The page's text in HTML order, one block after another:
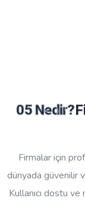
05 Nedir?
Firmalar için
dünyada güvenilir
Kullanıcı dostu